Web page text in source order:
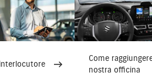
Come
nostra officina